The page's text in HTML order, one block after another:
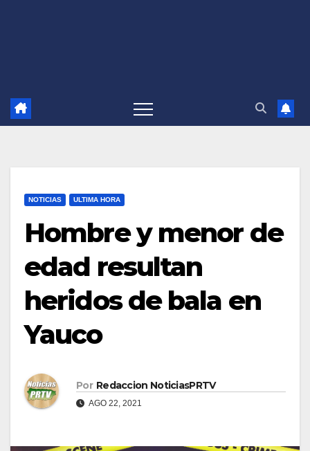
NOTICIAS ULTIMA HORA
Hombre y menor de
edad resultan
heridos de bala en
Yauco
Por Redaccion NoticiasPRTV
AGO 22, 2021